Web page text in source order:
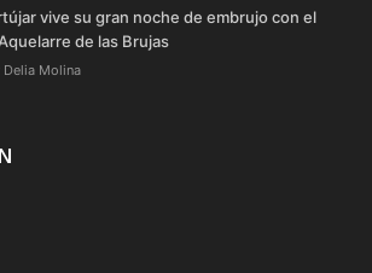
vive su gran noche de embrujo con el
de las Brujas
Delia Molina